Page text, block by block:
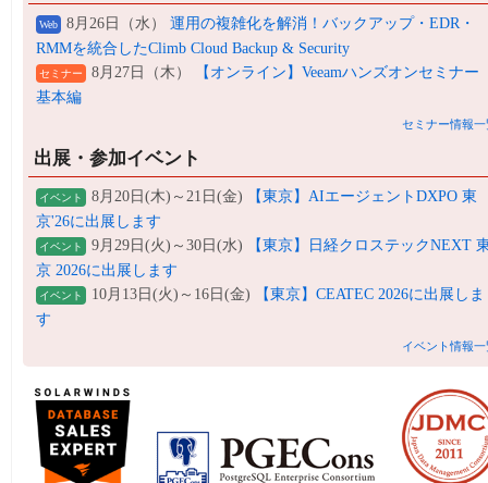
Web 8月26日（水） 運用の複雑化を解消！バックアップ・EDR・
RMMを統合したClimb Cloud Backup & Security
セミナー 8月27日（木）
【オンライン】Veeamハンズオンセミナー
基本編
セミナー情報一
出展・参加イベント
イベント 8月20日(木)～21日(金)
【東京】AIエージェントDXPO 東
京'26に出展します
イベント 9月29日(火)～30日(水)
【東京】日経クロステックNEXT
京 2026に出展します
イベント 10月13日(火)～16日(金)
【東京】CEATEC 2026に出展しま
す
イベント情報一